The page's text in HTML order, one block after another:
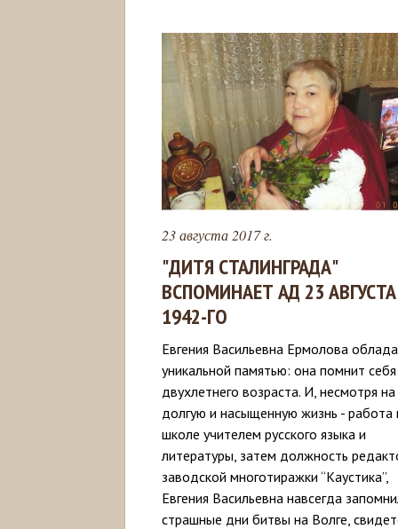
23 августа 2017 г.
"ДИТЯ СТАЛИНГРАДА"
ВСПОМИНАЕТ АД 23 АВГУСТА
1942-ГО
Евгения Васильевна Ермолова
уникальной памятью: она помнит
двухлетнего возраста. И, несмотря на
долгую и насыщенную жизнь - работа
школе учителем русского языка и
литературы, затем должность
заводской многотиражки “Каустика”,
Евгения Васильевна навсегда
страшные дни битвы на Волге,